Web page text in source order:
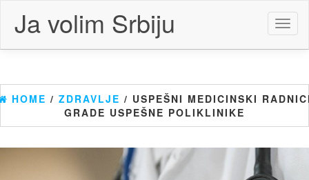
content
Ja volim Srbiju
HOME / ZDRAVLJE / USPEŠNI MEDICINSKI
GRADE USPEŠNE POLIKLINIKE